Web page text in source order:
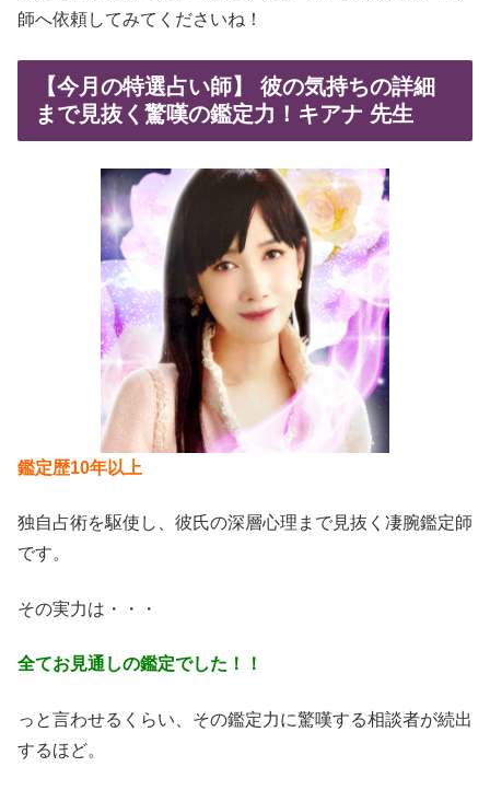
師へ依頼してみてくださいね！
【今月の特選占い師】 彼の気持ちの詳細
まで見抜く驚嘆の鑑定力！キアナ 先生
鑑定歴10年以上
独自占術を駆使し、彼氏の深層心理まで見抜く凄腕鑑定師
です。
その実力は・・・
全てお見通しの鑑定でした！！
っと言わせるくらい、その鑑定力に驚嘆する相談者が続出
するほど。